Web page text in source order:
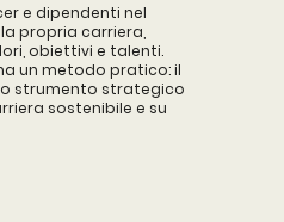
e dipendenti nel
propria carriera,
obiettivi e talenti.
un metodo pratico: il
strumento strategico
sostenibile e su